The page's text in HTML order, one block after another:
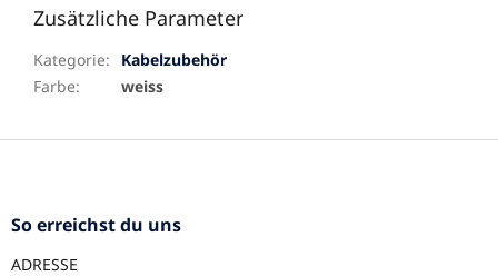
Zusätzliche Parameter
Kategorie:
Kabelzubehör
Farbe: weiss
F
So erreichst du uns
ADRESSE